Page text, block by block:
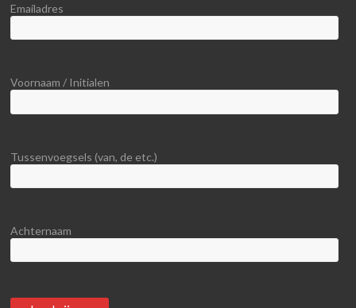
Emailadres
Voornaam / Initialen
Tussenvoegsels (van, de etc.)
Achternaam